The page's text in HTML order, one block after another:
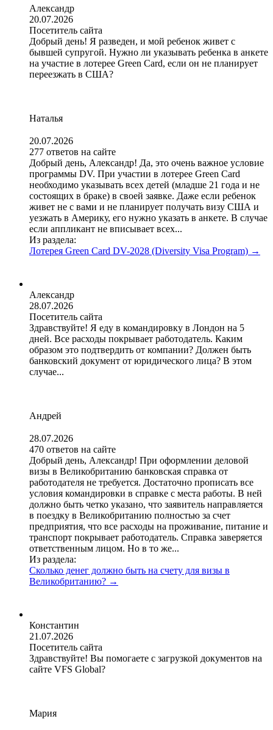
Александр
20.07.2026
Посетитель сайта
Добрый день! Я разведен, и мой ребенок живет с
бывшей супругой. Нужно ли указывать ребенка в анкете
на участие в лотерее Green Card, если он не планирует
переезжать в США?
Наталья
20.07.2026
277 ответов на сайте
Добрый день, Александр! Да, это очень важное условие
программы DV. При участии в лотерее Green Card
необходимо указывать всех детей (младше 21 года и не
состоящих в браке) в своей заявке. Даже если ребенок
живет не с вами и не планирует получать визу США и
уезжать в Америку, его нужно указать в анкете. В случае
если аппликант не вписывает всех...
Из раздела:
Лотерея Green Card DV-2028 (Diversity Visa Program) →
Александр
28.07.2026
Посетитель сайта
Здравствуйте! Я еду в командировку в Лондон на 5
дней. Все расходы покрывает работодатель. Каким
образом это подтвердить от компании? Должен быть
банковский документ от юридического лица? В этом
случае...
Андрей
28.07.2026
470 ответов на сайте
Добрый день, Александр! При оформлении деловой
визы в Великобританию банковская справка от
работодателя не требуется. Достаточно прописать все
условия командировки в справке с места работы. В ней
должно быть четко указано, что заявитель направляется
в поездку в Великобританию полностью за счет
предприятия, что все расходы на проживание, питание и
транспорт покрывает работодатель. Справка заверяется
ответственным лицом. Но в то же...
Из раздела:
Сколько денег должно быть на счету для визы в
Великобританию? →
Константин
21.07.2026
Посетитель сайта
Здравствуйте! Вы помогаете с загрузкой документов на
сайте VFS Global?
Мария